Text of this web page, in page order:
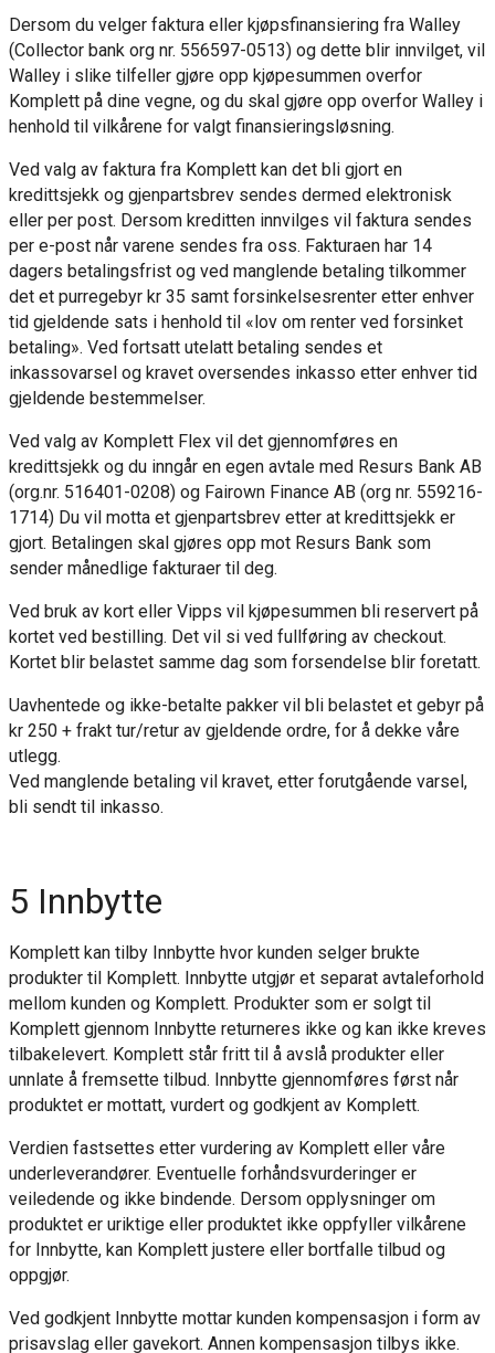
Dersom du velger faktura eller kjøpsfinansiering fra Walley
(Collector bank org nr. 556597-0513) og dette blir innvilget, vil
Walley i slike tilfeller gjøre opp kjøpesummen overfor
Komplett på dine vegne, og du skal gjøre opp overfor Walley i
henhold til vilkårene for valgt finansieringsløsning.
Ved valg av faktura fra Komplett kan det bli gjort en
kredittsjekk og gjenpartsbrev sendes dermed elektronisk
eller per post. Dersom kreditten innvilges vil faktura sendes
per e-post når varene sendes fra oss. Fakturaen har 14
dagers betalingsfrist og ved manglende betaling tilkommer
det et purregebyr kr 35 samt forsinkelsesrenter etter enhver
tid gjeldende sats i henhold til «lov om renter ved forsinket
betaling». Ved fortsatt utelatt betaling sendes et
inkassovarsel og kravet oversendes inkasso etter enhver tid
gjeldende bestemmelser.
Ved valg av Komplett Flex vil det gjennomføres en
kredittsjekk og du inngår en egen avtale med Resurs Bank AB
(org.nr. 516401-0208) og Fairown Finance AB (org nr. 559216-
1714) Du vil motta et gjenpartsbrev etter at kredittsjekk er
gjort. Betalingen skal gjøres opp mot Resurs Bank som
sender månedlige fakturaer til deg.
Ved bruk av kort eller Vipps vil kjøpesummen bli reservert på
kortet ved bestilling. Det vil si ved fullføring av checkout.
Kortet blir belastet samme dag som forsendelse blir foretatt.
Uavhentede og ikke-betalte pakker vil bli belastet et gebyr på
kr 250 + frakt tur/retur av gjeldende ordre, for å dekke våre
utlegg.
Ved manglende betaling vil kravet, etter forutgående varsel,
bli sendt til inkasso.
5 Innbytte
Komplett kan tilby Innbytte hvor kunden selger brukte
produkter til Komplett. Innbytte utgjør et separat avtaleforhold
mellom kunden og Komplett. Produkter som er solgt til
Komplett gjennom Innbytte returneres ikke og kan ikke kreves
tilbakelevert. Komplett står fritt til å avslå produkter eller
unnlate å fremsette tilbud. Innbytte gjennomføres først når
produktet er mottatt, vurdert og godkjent av Komplett.
Verdien fastsettes etter vurdering av Komplett eller våre
underleverandører. Eventuelle forhåndsvurderinger er
veiledende og ikke bindende. Dersom opplysninger om
produktet er uriktige eller produktet ikke oppfyller vilkårene
for Innbytte, kan Komplett justere eller bortfalle tilbud og
oppgjør.
Ved godkjent Innbytte mottar kunden kompensasjon i form av
prisavslag eller gavekort. Annen kompensasjon tilbys ikke.